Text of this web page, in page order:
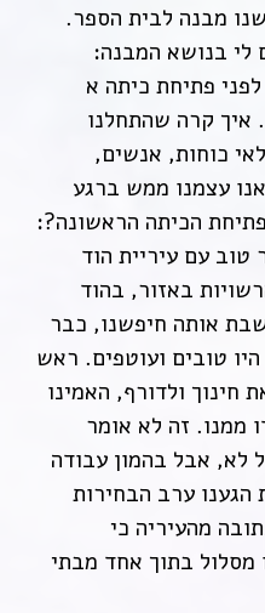
מבנה לבית הספר.
לי בנושא המבנה:
פתיחת כיתה א
הראשונה בספטמבר 2009. איך קרה שהתחלנו
כוחות, אנשים,
עצמנו ממש ברגע
הכיתה הראשונה?:
עם עיריית הוד
באזור, בהוד
אותה חיפשנו, כבר
טובים ועוטפים. ראש
חינוך ולדורף, האמינו
ממנו. זה לא אומר
לא, אבל בהמון עבודה
ערב הבחירות
כתובה מהעיריה כי
ייפתח לנו מסלול בתוך אחד מבתי